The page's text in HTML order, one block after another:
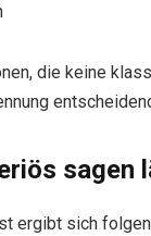
die keine
sagen
ergibt sich